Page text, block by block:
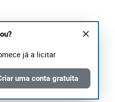
já a licitar
uma conta gratuita